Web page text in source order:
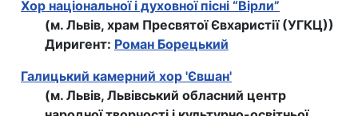
Хор національної і духовної пісні “Вірли”
(м. Львів, храм Пресвятої Євхаристії (УГКЦ))
Диригент: Роман Борецький
Галицький камерний хор 'Євшан'
(м. Львів, Львівський обласний центр